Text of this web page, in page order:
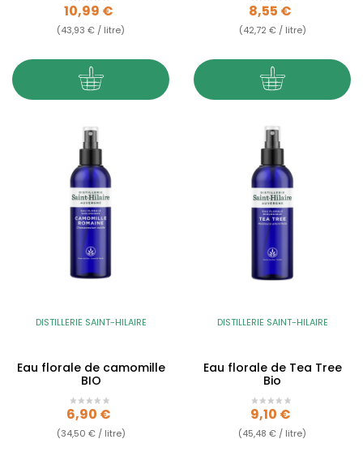
Prix
10,99 €
(43,93 € / litre)
Prix
8,55 €
(42,72 € / litre)
DISTILLERIE SAINT-HILAIRE
Eau florale de camomille
BIO
Prix
6,90 €
(34,50 € / litre)
DISTILLERIE SAINT-HILAIRE
Eau florale de Tea Tree
Bio
Prix
9,10 €
(45,48 € / litre)